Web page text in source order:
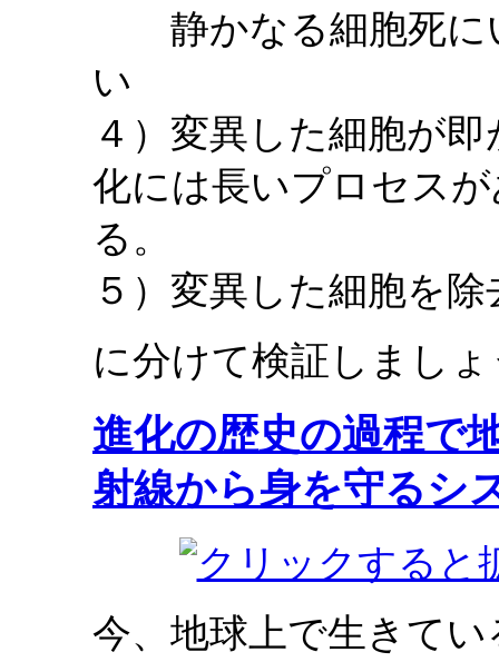
静かなる細胞死に
い
４）変異した細胞が
化には長いプロセス
る。
５）変異した細胞を
に分けて検証しまし
進化の歴史の過程で
射線から身を守るシ
今、地球上で生きて